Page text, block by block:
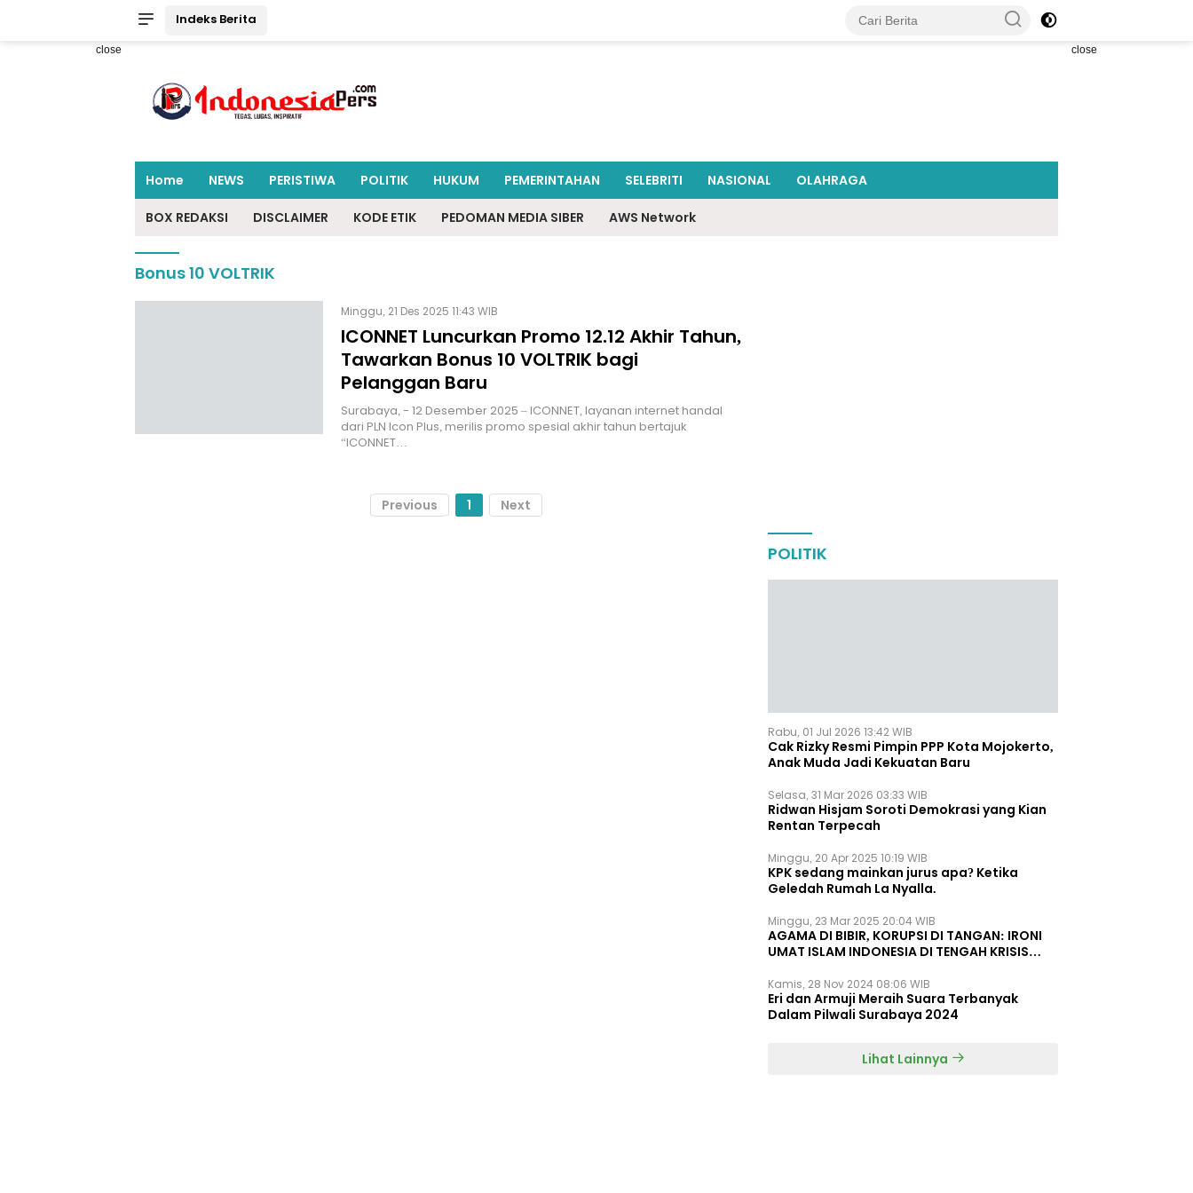
Indeks Berita
close close
Home NEWS PERISTIWA POLITIK HUKUM PEMERINTAHAN SELEBRITI NASIONAL OLAHRAGA
BOX REDAKSI DISCLAIMER KODE ETIK PEDOMAN MEDIA SIBER AWS Network
Bonus 10 VOLTRIK
Minggu, 21 Des 2025 11:43 WIB
ICONNET Luncurkan Promo 12.12 Akhir Tahun,
Tawarkan Bonus 10 VOLTRIK bagi
Pelanggan Baru
Surabaya, - 12 Desember 2025 – ICONNET, layanan internet handal
dari PLN Icon Plus, merilis promo spesial akhir tahun bertajuk
“ICONNET…
Previous 1 Next
POLITIK
Rabu, 01 Jul 2026 13:42 WIB
Cak Rizky Resmi Pimpin PPP Kota Mojokerto,
Anak Muda Jadi Kekuatan Baru
Selasa, 31 Mar 2026 03:33 WIB
Ridwan Hisjam Soroti Demokrasi yang Kian
Rentan Terpecah
Minggu, 20 Apr 2025 10:19 WIB
KPK sedang mainkan jurus apa? Ketika
Geledah Rumah La Nyalla.
Minggu, 23 Mar 2025 20:04 WIB
AGAMA DI BIBIR, KORUPSI DI TANGAN: IRONI
UMAT ISLAM INDONESIA DI TENGAH KRISIS
Kamis, 28 Nov 2024 08:06 WIB
Eri dan Armuji Meraih Suara Terbanyak
Dalam Pilwali Surabaya 2024
Lihat Lainnya